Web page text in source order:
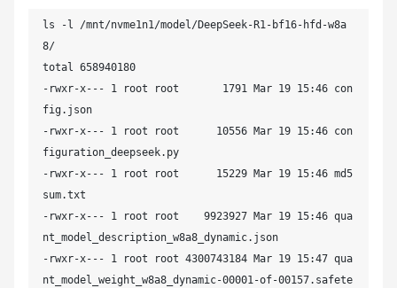
ls -l /mnt/nvme1n1/model/DeepSeek-R1-bf16-hfd-w8a
8/
total 658940180
-rwxr-x--- 1 root root       1791 Mar 19 15:46 con
fig.json
-rwxr-x--- 1 root root      10556 Mar 19 15:46 con
figuration_deepseek.py
-rwxr-x--- 1 root root      15229 Mar 19 15:46 md5
sum.txt
-rwxr-x--- 1 root root    9923927 Mar 19 15:46 qua
nt_model_description_w8a8_dynamic.json
-rwxr-x--- 1 root root 4300743184 Mar 19 15:47 qua
nt_model_weight_w8a8_dynamic-00001-of-00157.safete